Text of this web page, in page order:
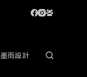
墨雨設計